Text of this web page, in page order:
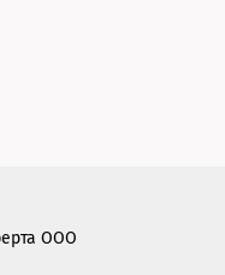
ООО